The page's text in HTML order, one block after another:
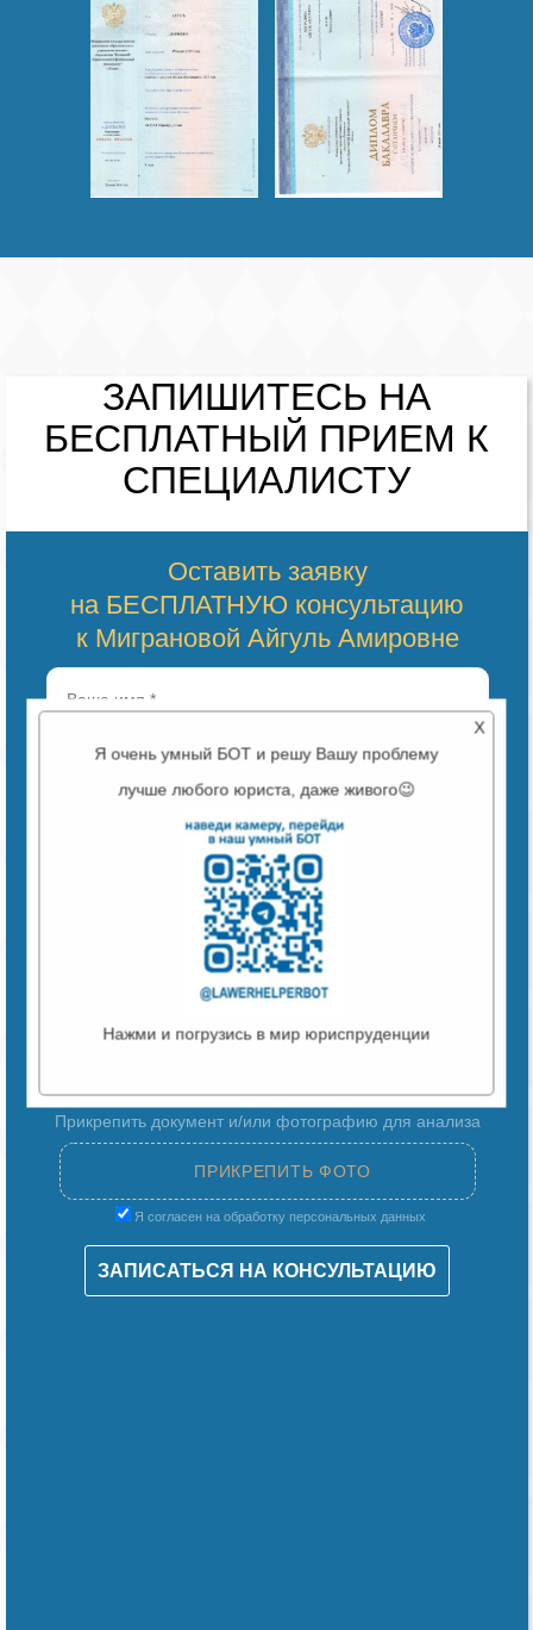
ЗАПИШИТЕСЬ НА
БЕСПЛАТНЫЙ ПРИЕМ К
СПЕЦИАЛИСТУ
Оставить заявку
на БЕСПЛАТНУЮ консультацию
к Миграновой Айгуль Амировне
ВЫБЕРИТЕ УДОБНЫЙ ФОРМАТ СВЯЗИ:
TELEGRAM
Прикрепить документ и/или фотографию для анализа
Я согласен на обработку персональных данных
X
Я очень умный БОТ и решу Вашу проблему
лучше любого юриста, даже живого😉
Нажми и погрузись в мир юриспруденции